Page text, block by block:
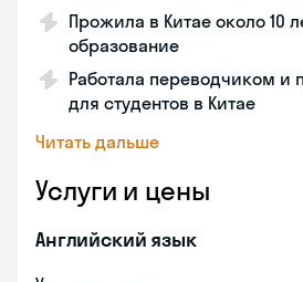
Прожила в Китае около 10
образование
Работала переводчиком и
для студентов в Китае
Читать дальше
Услуги и цены
Английский язык